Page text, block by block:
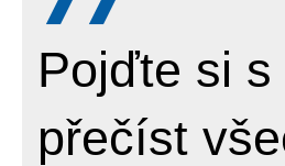
Pojďte si
přečíst